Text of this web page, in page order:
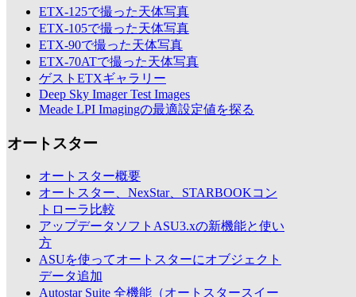
ETX-125で撮った天体写真
ETX-105で撮った天体写真
ETX-90で撮った天体写真
ETX-70ATで撮った天体写真
ゲストETXギャラリー
Deep Sky Imager Test Images
Meade LPI Imagingの最適設定値を探る
オートスター
オートスター概要
オートスター、NexStar、STARBOOKコン
トローラ比較
アップデータソフトASU3.xの新機能と使い
方
ASUを使ってオートスターにオブジェクト
データ追加
Autostar Suite 全機能（オートスタースイー